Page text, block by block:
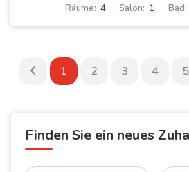
Räume: 4 Salon: 1 Bad:
1 2 3 4 5
Finden Sie ein neues